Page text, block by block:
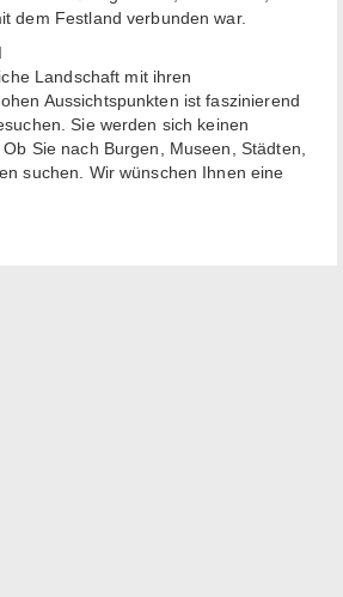
dem Festland verbunden war.
Landschaft mit ihren
Aussichtspunkten ist faszinierend
Sie werden sich keinen
Sie nach Burgen, Museen, Städten,
suchen. Wir wünschen Ihnen eine